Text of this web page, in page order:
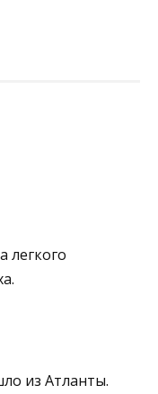
легкого
из Атланты.